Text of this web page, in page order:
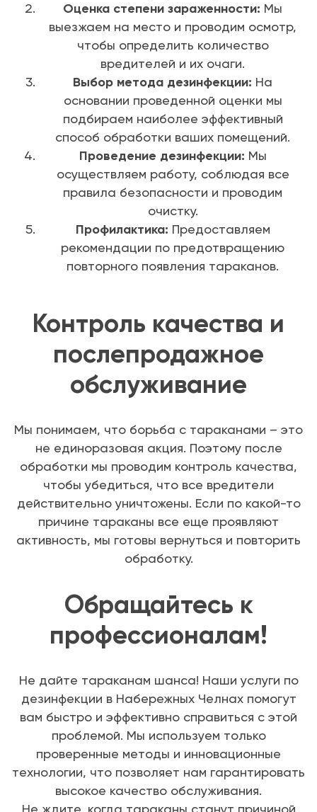
Оценка степени зараженности: Мы
выезжаем на место и проводим осмотр,
чтобы определить количество
вредителей и их очаги.
Выбор метода дезинфекции: На
основании проведенной оценки мы
подбираем наиболее эффективный
способ обработки ваших помещений.
Проведение дезинфекции: Мы
осуществляем работу, соблюдая все
правила безопасности и проводим
очистку.
Профилактика: Предоставляем
рекомендации по предотвращению
повторного появления тараканов.
Контроль качества и
послепродажное
обслуживание
Мы понимаем, что борьба с тараканами – это
не единоразовая акция. Поэтому после
обработки мы проводим контроль качества,
чтобы убедиться, что все вредители
действительно уничтожены. Если по какой-то
причине тараканы все еще проявляют
активность, мы готовы вернуться и повторить
обработку.
Обращайтесь к
профессионалам!
Не дайте тараканам шанса! Наши услуги по
дезинфекции в Набережных Челнах помогут
вам быстро и эффективно справиться с этой
проблемой. Мы используем только
проверенные методы и инновационные
технологии, что позволяет нам гарантировать
высокое качество обслуживания.
Не ждите, когда тараканы станут причиной